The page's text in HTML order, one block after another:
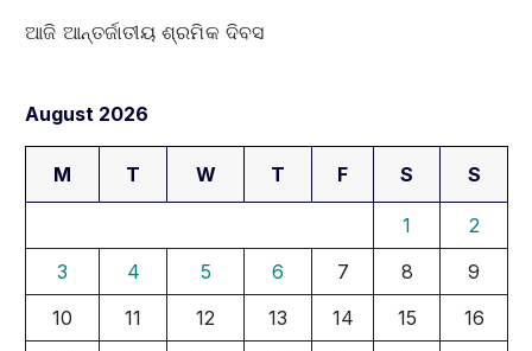
ଆଜି ଆନ୍ତର୍ଜାତୀୟ ଶ୍ରମିକ ଦିବସ
August 2026
M T W T F S S
1
2
3
4 5 6 7 8
9
10
11 12 13 14 15
16